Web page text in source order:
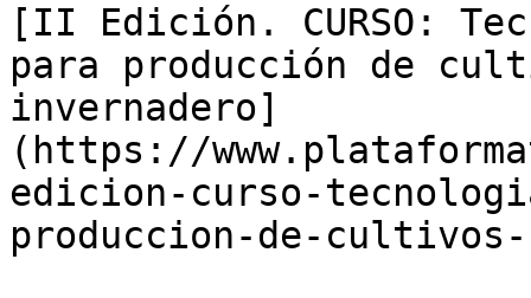
[II Edición. CURSO:
para producción de
invernadero]
(https://
edicion-curso-
produccion-de-